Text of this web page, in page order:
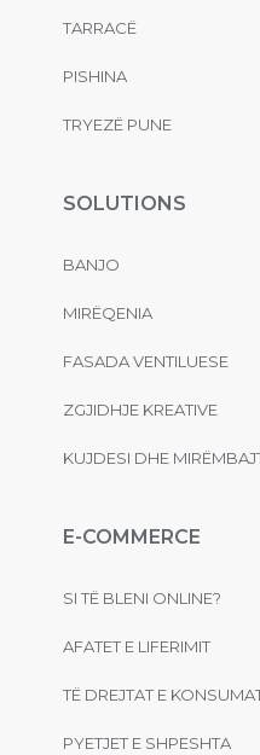
TARRACË
PISHINA
TRYEZË PUNE
SOLUTIONS
BANJO
MIRËQENIA
FASADA VENTILUESE
ZGJIDHJE KREATIVE
KUJDESI DHE
E-COMMERCE
SI TË BLENI ONLINE?
AFATET E LIFERIMIT
TË DREJTAT E
PYETJET E SHPESHTA